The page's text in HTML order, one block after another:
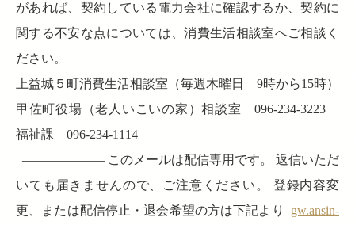
があれば、契約している電力会社に確認するか、契約に
関する不安な点については、消費生活相談室へご相談く
ださい。
上益城５町消費生活相談室（毎週木曜日 9時から15時）
甲佐町役場（老人いこいの家）相談室 096-234-3223
福祉課 096-234-1114
——————– このメールは配信専用です。 返信いただ
いても届きませんので、ご注意ください。 登録内容変
更、または配信停止・退会希望の方は下記より gw.ansin-